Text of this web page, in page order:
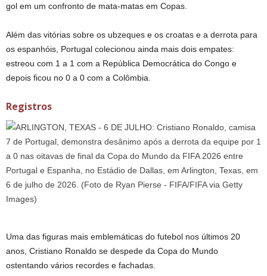
gol em um confronto de mata-matas em Copas.
Além das vitórias sobre os ubzeques e os croatas e a derrota para
os espanhóis, Portugal colecionou ainda mais dois empates:
estreou com 1 a 1 com a República Democrática do Congo e
depois ficou no 0 a 0 com a Colômbia.
Registros
Uma das figuras mais emblemáticas do futebol nos últimos 20
anos, Cristiano Ronaldo se despede da Copa do Mundo
ostentando vários recordes e fachadas.